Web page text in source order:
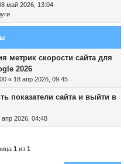
май 2026, 13:04
метрик скорости сайта для
2026
« 18 апр 2026, 09:45
показатели сайта и выйти в
апр 2026, 04:48
1 из 1